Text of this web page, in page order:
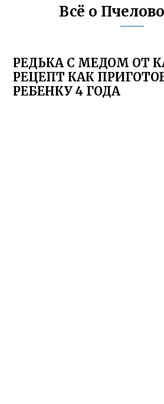
Всё о
РЕДЬКА С МЕДОМ ОТ
РЕЦЕПТ КАК
РЕБЕНКУ 4 ГОДА